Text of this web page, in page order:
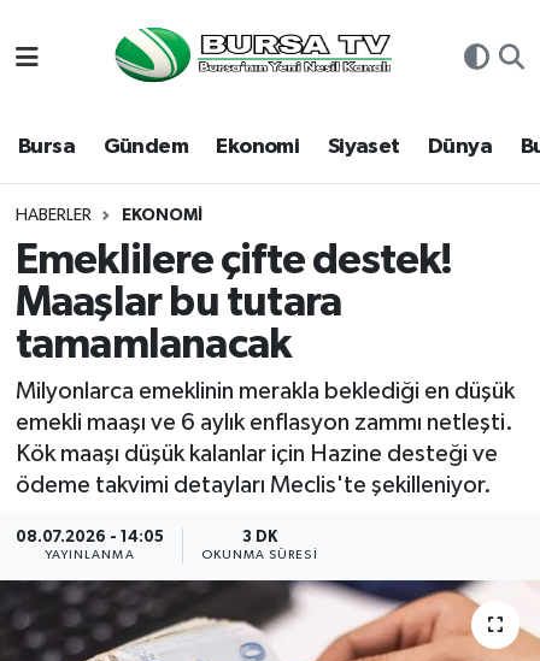
Bursa Gündem Ekonomi Siyaset Dünya
HABERLER EKONOMI
Emeklilere çifte destek!
Maaşlar bu tutara
tamamlanacak
Milyonlarca emeklinin merakla beklediği en düşük
emekli maaşı ve 6 aylık enflasyon zammı netleşti.
Kök maaşı düşük kalanlar için Hazine desteği ve
ödeme takvimi detayları Meclis'te şekilleniyor.
08.07.2026 - 14:05
YAYINLANMA
3 DK
OKUNMA SÜRESI
Bursa
Dünya
Eğitim
Ekonomi
Genel
Gündem
Sağlık
Siyaset
Hava Durumu
Namaz Vakitleri
Trafik Durumu
Süper Lig Puan Durumu ve Fikstür
Tüm Manşetler
Son Dakika Haberleri